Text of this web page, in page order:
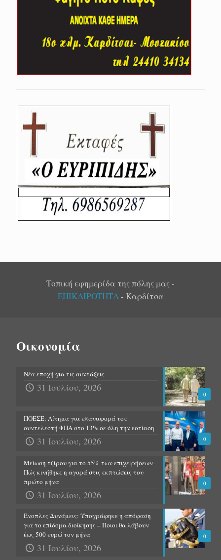
Τοπική εφημερίδα της πόλης μας -
ΕΠΙΚΑΙΡΟΤΗΤΑ- Καρδίτσα
Οικονομία
0
Νέα εποχή για τις συντάξεις
31 Ιουλίου, 2026
0
ΠΟΕΣΕ: Αίτημα για επαναφορά του
συντελεστή ΦΠΑ στο 13% σε όλη την εστίαση
31 Ιουλίου, 2026
0
Μείωση τζίρου για το 55% των επιχειρήσεων-
Πώς κινήθηκε η αγορά στις εκπτώσεις τον
πρώτο μήνα
31 Ιουλίου, 2026
0
Ένοπλες Δυνάμεις: Υπογράφηκε η απόφαση
για το επίδομα διοίκησης – Ποιοι θα λάβουν
έως 500 ευρώ τον μήνα
31 Ιουλίου, 2026